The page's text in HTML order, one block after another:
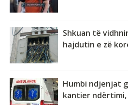
Shkuan të
hajdutin e zë
Humbi ndjenjat
kantier ndërtimi,